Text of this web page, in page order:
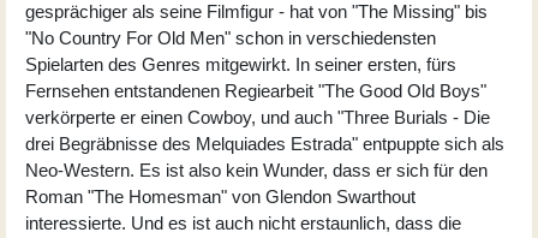
gesprächiger als seine Filmfigur - hat von "The Missing" bis
"No Country For Old Men" schon in verschiedensten
Spielarten des Genres mitgewirkt. In seiner ersten, fürs
Fernsehen entstandenen Regiearbeit "The Good Old Boys"
verkörperte er einen Cowboy, und auch "Three Burials - Die
drei Begräbnisse des Melquiades Estrada" entpuppte sich als
Neo-Western. Es ist also kein Wunder, dass er sich für den
Roman "The Homesman" von Glendon Swarthout
interessierte. Und es ist auch nicht erstaunlich, dass die